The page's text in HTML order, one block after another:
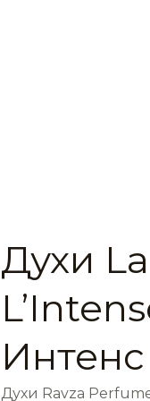
Духи
Духи Ravza